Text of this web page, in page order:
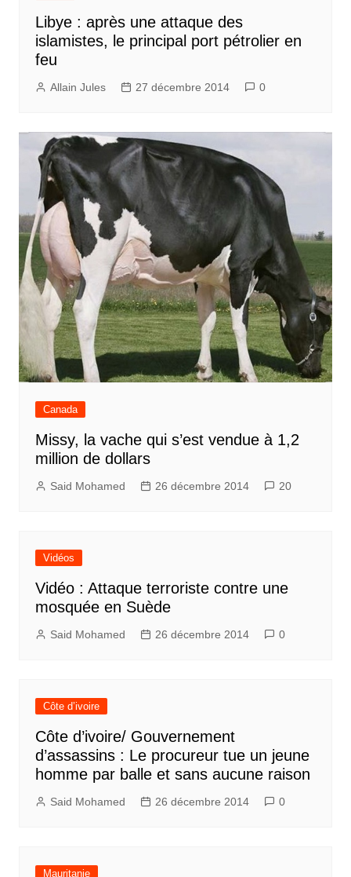
Libye : après une attaque des
islamistes, le principal port pétrolier en
feu
Allain Jules 27 décembre 2014 0
Canada
Missy, la vache qui s’est vendue à 1,2
million de dollars
Said Mohamed 26 décembre 2014 20
Vidéos
Vidéo : Attaque terroriste contre une
mosquée en Suède
Said Mohamed 26 décembre 2014 0
Côte d’ivoire
Côte d’ivoire/ Gouvernement
d’assassins : Le procureur tue un jeune
homme par balle et sans aucune raison
Said Mohamed 26 décembre 2014 0
Mauritanie